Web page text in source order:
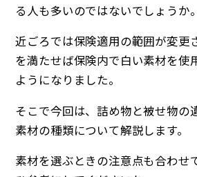
る人も多いのではないでしょうか。
近ごろでは保険適用の範囲が変更
を満たせば保険内で白い素材を使
ようになりました。
そこで今回は、詰め物と被せ物の
素材の種類について解説します。
素材を選ぶときの注意点も合わせ